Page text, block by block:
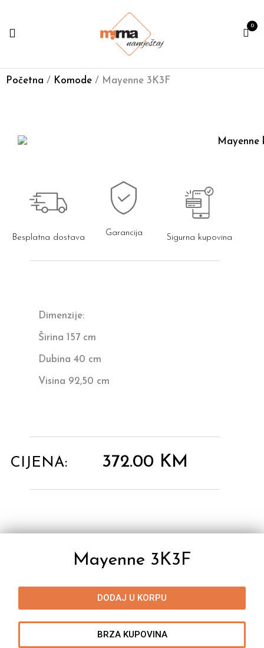
0
Početna / Komode / Mayenne 3K3F
Besplatna dostava Garancija Sigurna kupovina
Dimenzije:
Širina 157 cm
Dubina 40 cm
Visina 92,50 cm
CIJENA: 372.00 KM
Mayenne 3K3F
DODAJ U KORPU
BRZA KUPOVINA